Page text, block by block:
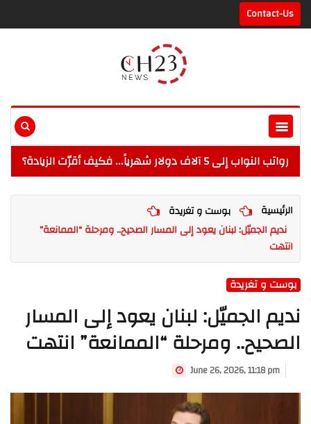
Contact-Us
رواتب النواب إلى 5 آلاف دولار شهرياً... فكيف أقرّت الزيادة؟
الرئيسية
بوست و تغريدة
نديم الجميّل: لبنان يعود إلى المسار الصحيح.. ومرحلة “الممانعة”
انتهت
بوست و تغريدة
نديم الجميّل: لبنان يعود إلى المسار
الصحيح.. ومرحلة “الممانعة” انتهت
June 26, 2026, 11:18 pm